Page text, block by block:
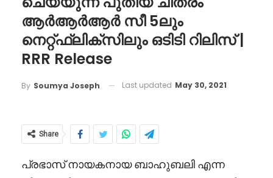
ആർആർആർ സീ 5ലും
നെറ്റ്ഫ്ലിക്സിലും ഒടിടി റിലിസ് |
RRR Release
By Soumya Joseph Last updated May 30, 2021
Share
പ്രഭാസ് നായകനായ ബാഹുബലി എന്ന